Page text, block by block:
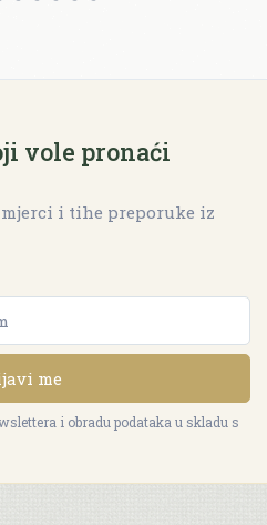
vole pronaći
i tihe preporuke iz
me
i obradu podataka u skladu s